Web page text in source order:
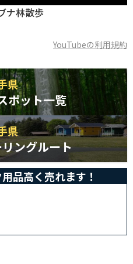
ナ林散歩
YouTubeの利用規約
県
ポット一覧
県
ングルート
品高く売れます！